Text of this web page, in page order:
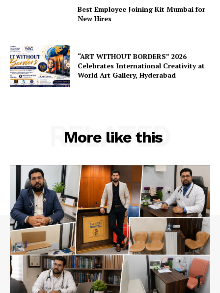
Best Employee Joining Kit Mumbai for
New Hires
“ART WITHOUT BORDERS” 2026
Celebrates International Creativity at
World Art Gallery, Hyderabad
More like this
RELATED